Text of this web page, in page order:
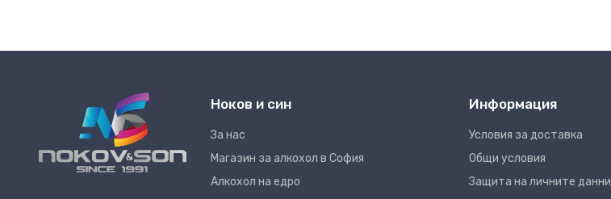
Ноков и син
За нас
Магазин за алкохол в София
Алкохол на едро
Информация
Условия за доставка
Общи условия
Защита на личните данни